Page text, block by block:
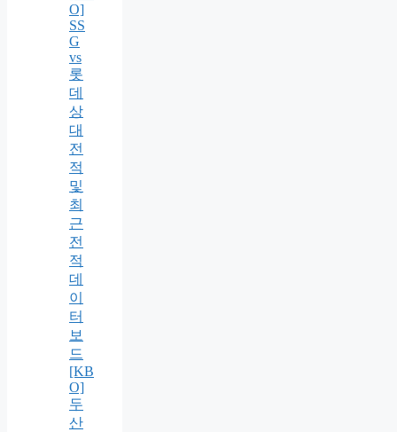
O]
SS
G
vs
롯
데
상
대
전
적
및
최
근
전
적
데
이
터
보
드
[KB
O]
두
산